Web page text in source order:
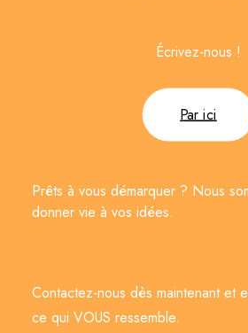
Écrivez-nous !
Par ici
Prêts à vous démarquer ? Nous
donner vie à vos idées.
Contactez-nous dès maintenant et
ce qui VOUS ressemble.